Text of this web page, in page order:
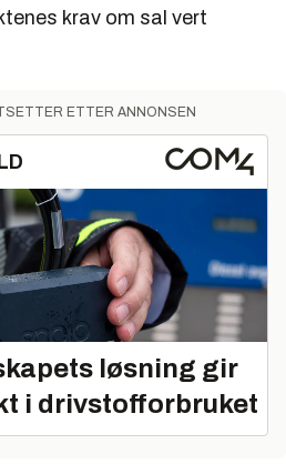
krav om sal vert
ETTER ANNONSEN
løsning gir
i drivstofforbruket